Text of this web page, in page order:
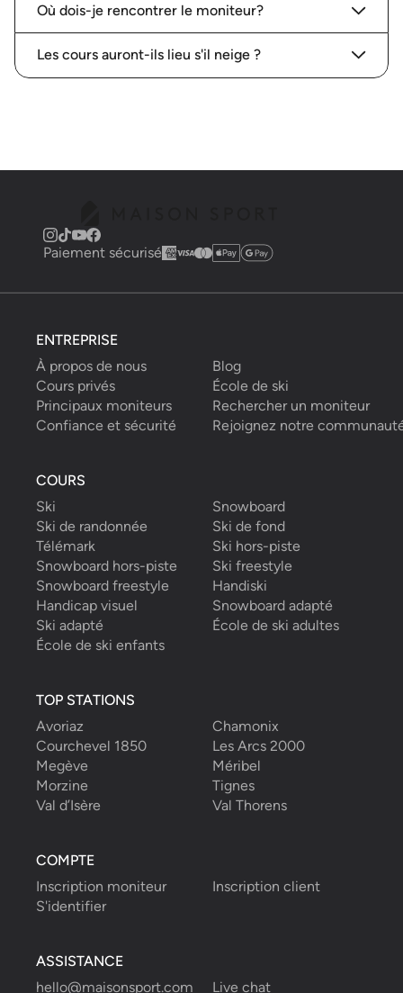
Où dois-je rencontrer le moniteur?
Les cours auront-ils lieu s'il neige ?
Paiement sécurisé
ENTREPRISE
À propos de nous
Blog
Cours privés
École de ski
Principaux moniteurs
Rechercher un moniteur
Confiance et sécurité
Rejoignez notre
COURS
Ski
Snowboard
Ski de randonnée
Ski de fond
Télémark
Ski hors-piste
Snowboard hors-piste
Ski freestyle
Snowboard freestyle
Handiski
Handicap visuel
Snowboard adapté
Ski adapté
École de ski adultes
École de ski enfants
TOP STATIONS
Avoriaz
Chamonix
Courchevel 1850
Les Arcs 2000
Megève
Méribel
Morzine
Tignes
Val d’Isère
Val Thorens
COMPTE
Inscription moniteur
Inscription client
S'identifier
ASSISTANCE
hello@maisonsport.com
Live chat